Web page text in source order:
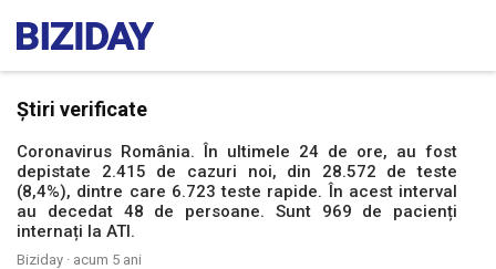
Știri verificate
Coronavirus România. În ultimele 24 de ore, au fost
depistate 2.415 de cazuri noi, din 28.572 de teste
(8,4%), dintre care 6.723 teste rapide. În acest interval
au decedat 48 de persoane. Sunt 969 de pacienți
internați la ATI.
Biziday · acum 5 ani